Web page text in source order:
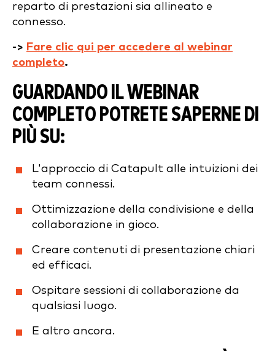
reparto di prestazioni sia allineato e
connesso.
-> Fare clic qui per accedere al webinar
completo.
GUARDANDO IL WEBINAR
COMPLETO POTRETE SAPERNE DI
PIÙ SU:
L'approccio di Catapult alle intuizioni dei
team connessi.
Ottimizzazione della condivisione e della
collaborazione in gioco.
Creare contenuti di presentazione chiari
ed efficaci.
Ospitare sessioni di collaborazione da
qualsiasi luogo.
E altro ancora.